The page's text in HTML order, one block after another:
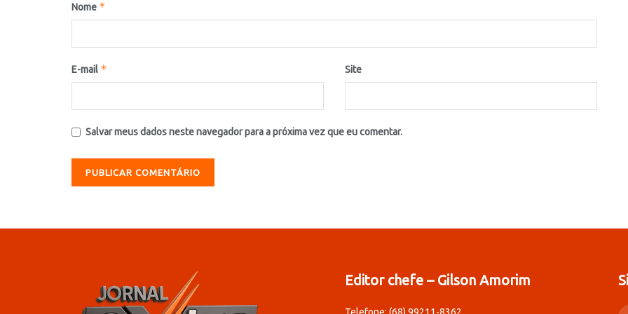
Nome *
E-mail * Site
Salvar meus dados neste navegador para a próxima vez que eu comentar.
Editor chefe – Gilson Amorim